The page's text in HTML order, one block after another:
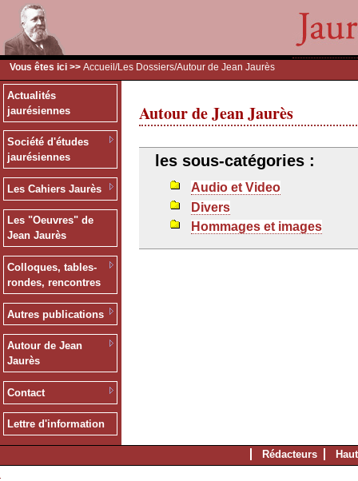
Vous êtes ici >> Accueil /Les Dossiers/Autour de Jean Jaurès
Actualités
jaurésiennes
Société d'études
jaurésiennes
Les Cahiers Jaurès
Les "Oeuvres" de
Jean Jaurès
Colloques, tables-
rondes, rencontres
Autres publications
Autour de Jean
Jaurès
Contact
Lettre d'information
Autour de Jean Jaurès
les sous-catégories :
Audio et Video
Divers
Hommages et images
Rédacteurs